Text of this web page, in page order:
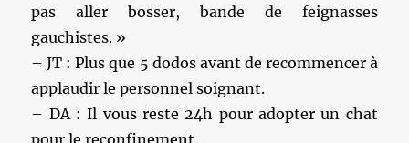
pas aller bosser, bande de feignasses
gauchistes. »
– JT : Plus que 5 dodos avant de recommencer à
applaudir le personnel soignant.
– DA : Il vous reste 24h pour adopter un chat
pour le reconfinement.